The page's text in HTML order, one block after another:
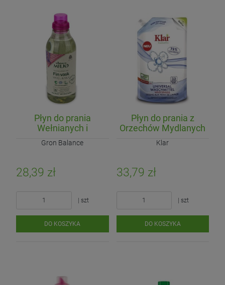
Płyn do prania
Wełnianych i
Jedwabnych ubrań
(koncentrat) ECO
Gron Balance
28,39 zł
| szt
DO KOSZYKA
Płyn do prania z
Orzechów Mydlanych
Uniwersalny ECO 1,5L
(33prania)
Klar
33,79 zł
| szt
DO KOSZYKA